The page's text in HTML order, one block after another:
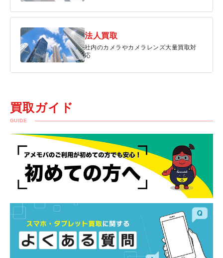
法人買取
社内のカメラやカメラレンズ大量買取対
応
買取ガイド
GUIDE